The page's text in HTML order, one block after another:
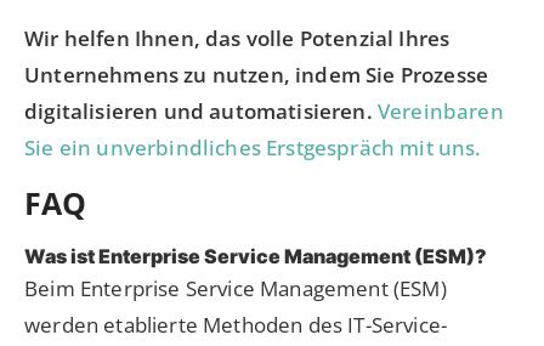
Wir helfen Ihnen, das volle Potenzial Ihres
Unternehmens zu nutzen, indem Sie Prozesse
digitalisieren und automatisieren. Vereinbaren
Sie ein unverbindliches Erstgespräch mit uns.
FAQ
Was ist Enterprise Service Management (ESM)?
Beim Enterprise Service Management (ESM)
werden etablierte Methoden des IT-Service-